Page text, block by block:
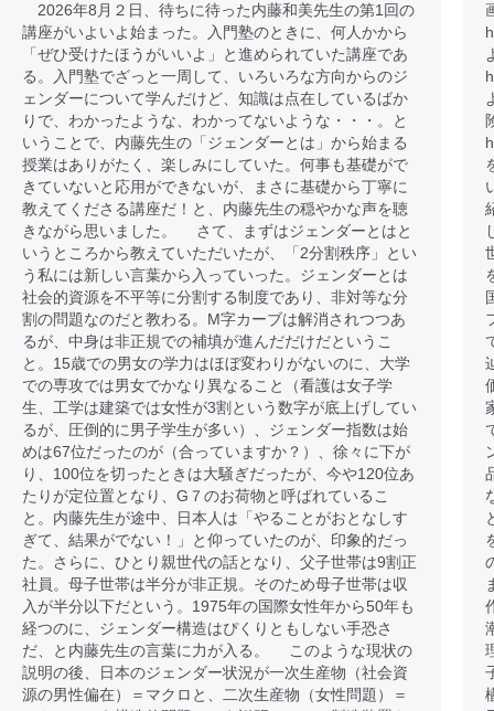
2026年8月２日、待ちに待った内藤和美先生の第1回の
講座がいよいよ始まった。入門塾のときに、何人かから
「ぜひ受けたほうがいいよ」と進められていた講座であ
る。入門塾でざっと一周して、いろいろな方向からのジ
ェンダーについて学んだけど、知識は点在しているばか
りで、わかったような、わかってないような・・・。と
いうことで、内藤先生の「ジェンダーとは」から始まる
授業はありがたく、楽しみにしていた。何事も基礎がで
きていないと応用ができないが、まさに基礎から丁寧に
教えてくださる講座だ！と、内藤先生の穏やかな声を聴
きながら思いました。 さて、まずはジェンダーとはと
いうところから教えていただいたが、「2分割秩序」とい
う私には新しい言葉から入っていった。ジェンダーとは
社会的資源を不平等に分割する制度であり、非対等な分
割の問題なのだと教わる。M字カーブは解消されつつあ
るが、中身は非正規での補填が進んだだけだというこ
と。15歳での男女の学力はほぼ変わりがないのに、大学
での専攻では男女でかなり異なること（看護は女子学
生、工学は建築では女性が3割という数字が底上げしてい
るが、圧倒的に男子学生が多い）、ジェンダー指数は始
めは67位だったのが（合っていますか？）、徐々に下が
り、100位を切ったときは大騒ぎだったが、今や120位あ
たりが定位置となり、G７のお荷物と呼ばれているこ
と。内藤先生が途中、日本人は「やることがおとなしす
ぎて、結果がでない！」と仰っていたのが、印象的だっ
た。さらに、ひとり親世代の話となり、父子世帯は9割正
社員。母子世帯は半分が非正規。そのため母子世帯は収
入が半分以下だという。1975年の国際女性年から50年も
経つのに、ジェンダー構造はぴくりともしない手恐さ
だ、と内藤先生の言葉に力が入る。 このような現状の
説明の後、日本のジェンダー状況が一次生産物（社会資
源の男性偏在）＝マクロと、二次生産物（女性問題）＝